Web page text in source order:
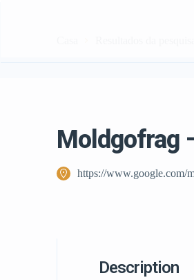
Moldgofrag
https://www.google.com/
Description